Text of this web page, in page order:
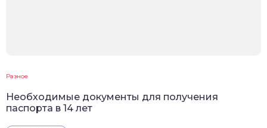
Разное
Необходимые документы для получения
паспорта в 14 лет